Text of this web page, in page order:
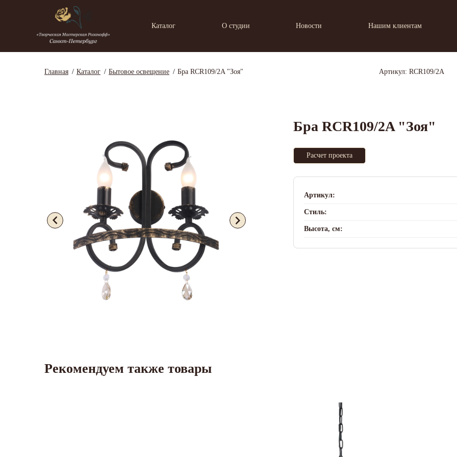
Каталог О студии Новости Нашим клиентам
Главная Каталог Бытовое освещение Бра RCR109/2A "Зоя" Артикул: RCR109/2A
Бра RCR109/2A "Зоя"
Расчет проекта
Артикул:
Стиль:
Высота, см:
Рекомендуем также товары